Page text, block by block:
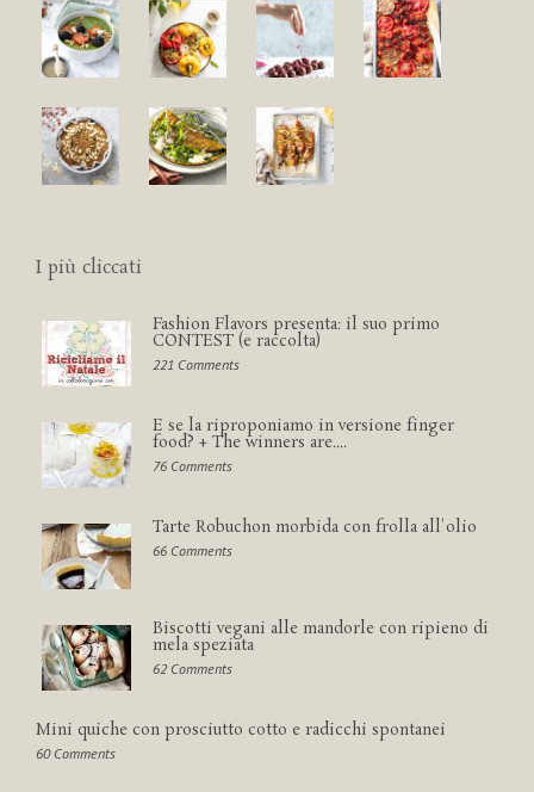
I più cliccati
Fashion Flavors presenta: il suo primo
CONTEST (e raccolta)
221 Comments
E se la riproponiamo in versione finger
food? + The winners are....
76 Comments
Tarte Robuchon morbida con frolla all'olio
66 Comments
Biscotti vegani alle mandorle con ripieno di
mela speziata
62 Comments
Mini quiche con prosciutto cotto e radicchi spontanei
60 Comments